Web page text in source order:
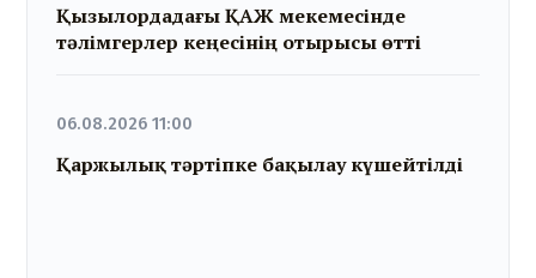
Қызылордадағы ҚАЖ мекемесінде
тәлімгерлер кеңесінің отырысы өтті
06.08.2026 11:00
Қаржылық тәртіпке бақылау күшейтілді